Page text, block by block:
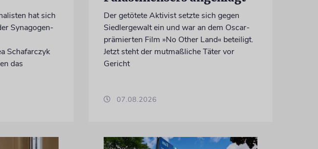
hat sich
Synagogen-
Schafarczyk
das
Der getötete Aktivist setzte sich gegen
Siedlergewalt ein und war an dem Oscar-
prämierten Film »No Other Land« beteiligt.
Jetzt steht der mutmaßliche Täter vor
Gericht
07.08.2026